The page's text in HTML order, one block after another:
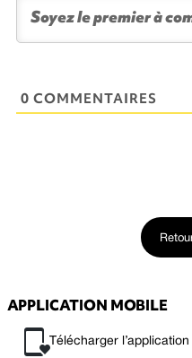
0 COMMENTAIRES
APPLICATION MOBILE
Télécharger l’application